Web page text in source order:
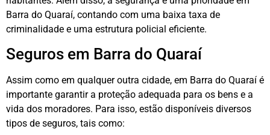
Barra do Quaraí, contando com uma baixa taxa de
criminalidade e uma estrutura policial eficiente.
Seguros em Barra do Quaraí
Assim como em qualquer outra cidade, em Barra do Quaraí é
importante garantir a proteção adequada para os bens e a
vida dos moradores. Para isso, estão disponíveis diversos
tipos de seguros, tais como: